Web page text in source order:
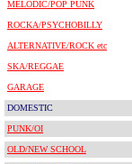
MELODIC/POP PUNK
ROCKA/PSYCHOBILLY
ALTERNATIVE/ROCK etc
SKA/REGGAE
GARAGE
DOMESTIC
PUNK/OI
OLD/NEW SCHOOL